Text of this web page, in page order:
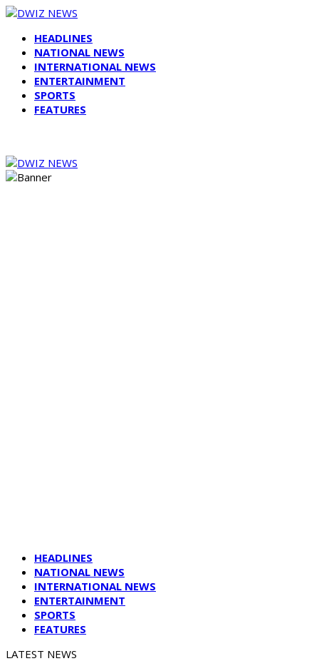
HEADLINES
NATIONAL NEWS
INTERNATIONAL NEWS
ENTERTAINMENT
SPORTS
FEATURES
HEADLINES
NATIONAL NEWS
INTERNATIONAL NEWS
ENTERTAINMENT
SPORTS
FEATURES
LATEST NEWS